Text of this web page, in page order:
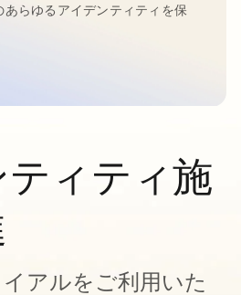
あらゆるアイデンティティを保
で開く
ィティ施
アルをご利用いた